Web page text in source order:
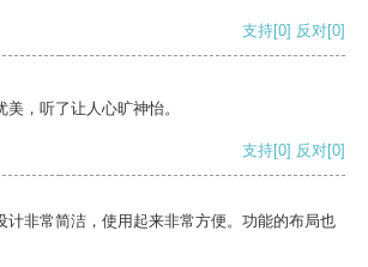
支持[0] 反对[0]
，听了让人心旷神怡。
支持[0] 反对[0]
计非常简洁，使用起来非常方便。功能的布局也